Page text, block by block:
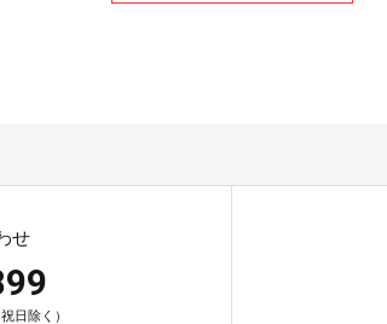
せ
日除く）